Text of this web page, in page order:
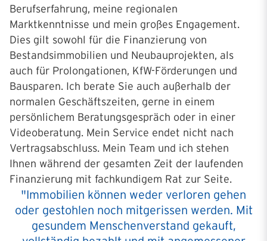
Berufserfahrung, meine regionalen
Marktkenntnisse und mein großes Engagement.
Dies gilt sowohl für die Finanzierung von
Bestandsimmobilien und Neubauprojekten, als
auch für Prolongationen, KfW-Förderungen und
Bausparen. Ich berate Sie auch außerhalb der
normalen Geschäftszeiten, gerne in einem
persönlichem Beratungsgespräch oder in einer
Videoberatung. Mein Service endet nicht nach
Vertragsabschluss. Mein Team und ich stehen
Ihnen während der gesamten Zeit der laufenden
Finanzierung mit fachkundigem Rat zur Seite.
"Immobilien können weder verloren gehen
oder gestohlen noch mitgerissen werden. Mit
gesundem Menschenverstand gekauft,